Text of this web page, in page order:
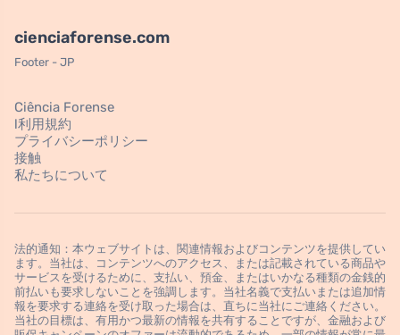
cienciaforense.com
Footer - JP
Ciência Forense
l利用規約
プライバシーポリシー
接触
私たちについて
法的通知：本ウェブサイトは、関連情報およびコンテンツを提供してい
ます。当社は、コンテンツへのアクセス、または記載されている商品や
サービスを受けるために、支払い、預金、またはいかなる種類の金銭的
前払いも要求しないことを強調します。当社名義で支払いまたは追加情
報を要求する連絡を受け取った場合は、直ちに当社にご連絡ください。
当社の目標は、有用かつ最新の情報を共有することですが、金融および